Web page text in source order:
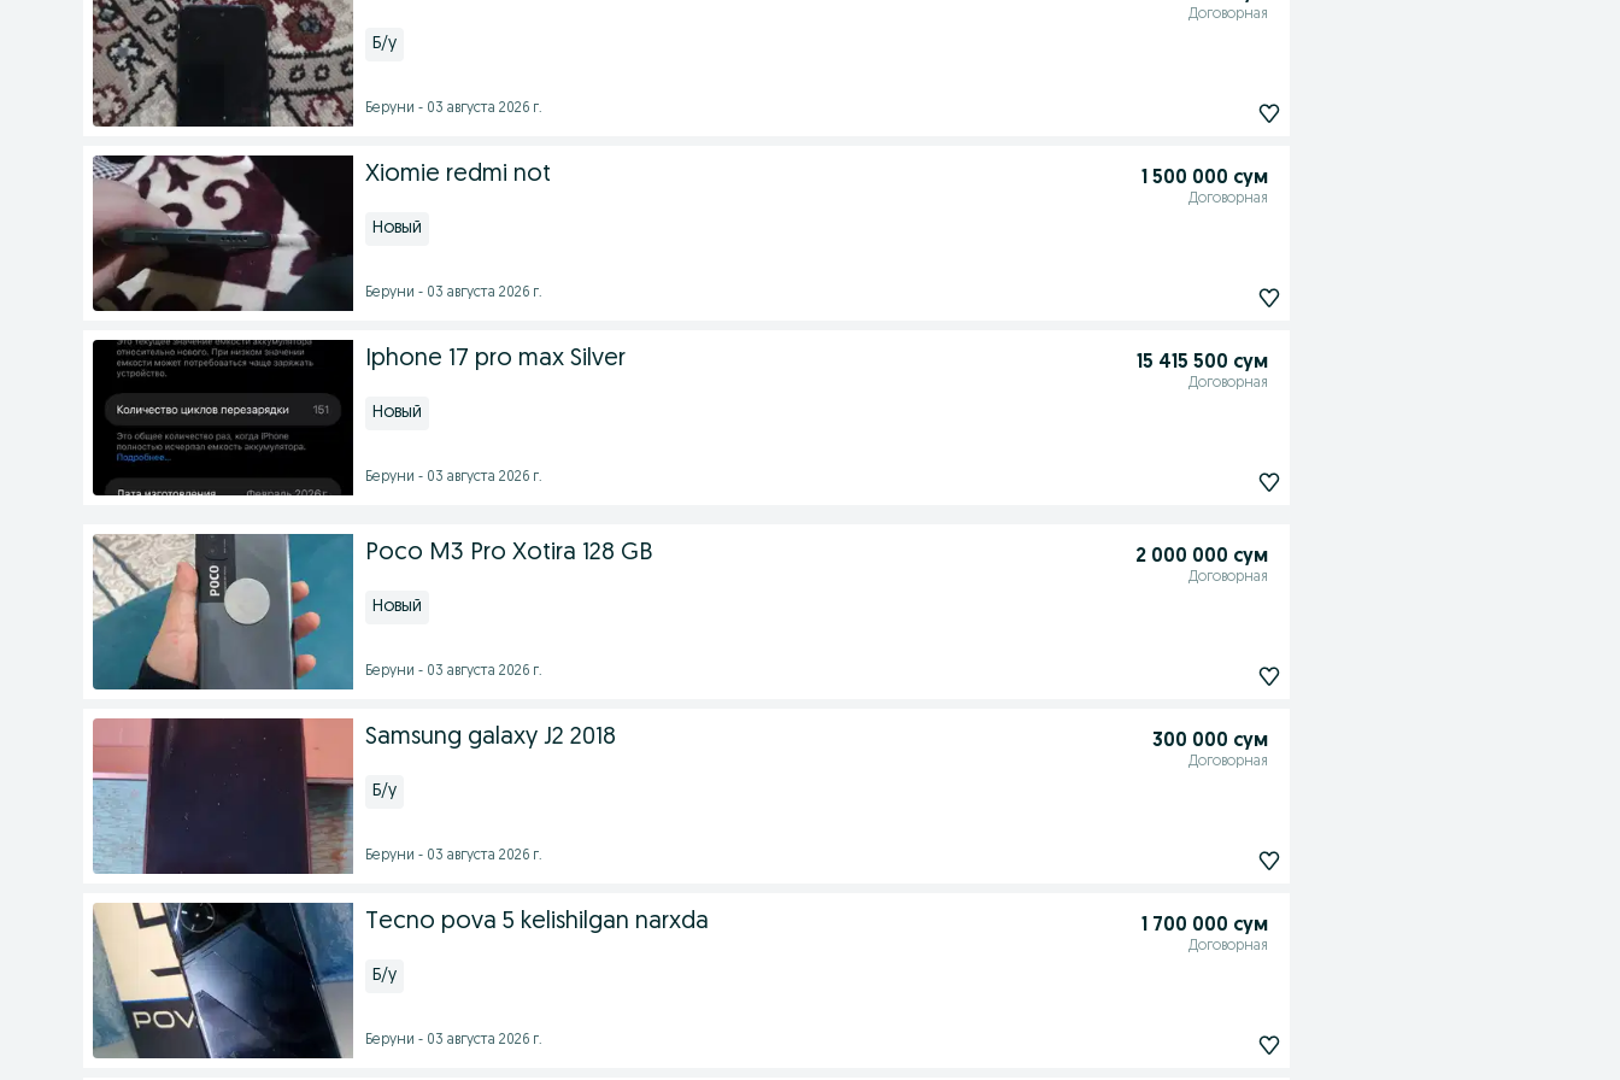
Договорная
Б/у
Беруни - 03 августа 2026 г.
Xiomie redmi not 1 500 000 сум
Договорная
Новый
Беруни - 03 августа 2026 г.
Iphone 17 pro max Silver 15 415 500 сум
Договорная
Новый
Беруни - 03 августа 2026 г.
Poco M3 Pro Xotira 128 GB 2 000 000 сум
Договорная
Новый
Беруни - 03 августа 2026 г.
Samsung galaxy J2 2018 300 000 сум
Договорная
Б/у
Беруни - 03 августа 2026 г.
Tecno pova 5 kelishilgan narxda 1 700 000 сум
Договорная
Б/у
Беруни - 03 августа 2026 г.